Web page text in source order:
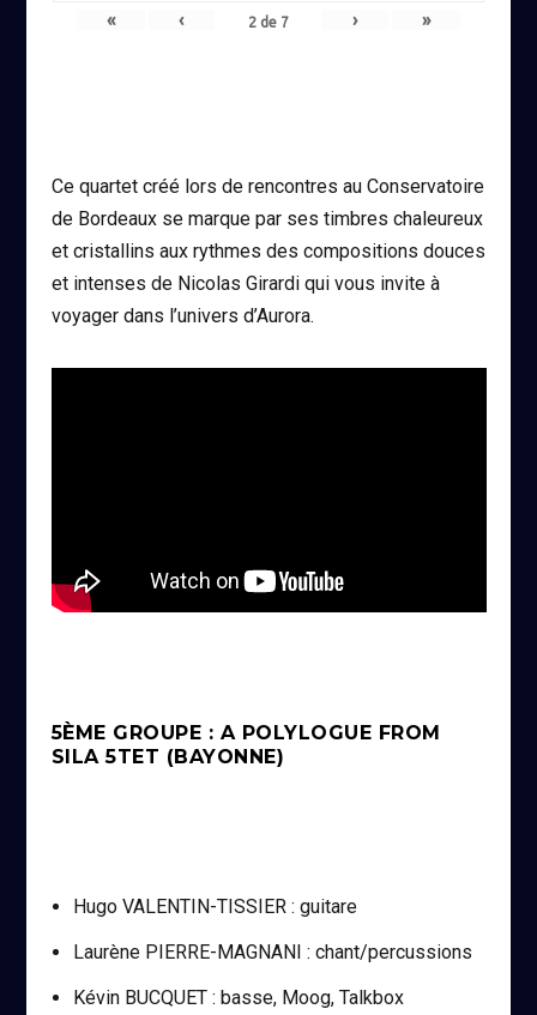
« ‹ 2de 7 › »
Ce quartet créé lors de rencontres au Conservatoire
de Bordeaux se marque par ses timbres chaleureux
et cristallins aux rythmes des compositions douces
et intenses de Nicolas Girardi qui vous invite à
voyager dans l’univers d’Aurora.
5ÈME GROUPE : A POLYLOGUE FROM
SILA 5TET (BAYONNE)
Hugo VALENTIN-TISSIER : guitare
Laurène PIERRE-MAGNANI : chant/percussions
Kévin BUCQUET : basse, Moog, Talkbox